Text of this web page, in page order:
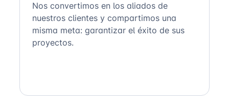
Nos convertimos en los aliados de
nuestros clientes y compartimos una
misma meta: garantizar el éxito de sus
proyectos.